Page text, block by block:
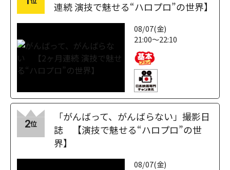
連続 演技で魅せる“ハロプロ”の世界】
08/07(金)
21:00～22:10
2位
「がんばって、がんばらない」撮影日
誌 【演技で魅せる“ハロプロ”の世
界】
08/07(金)